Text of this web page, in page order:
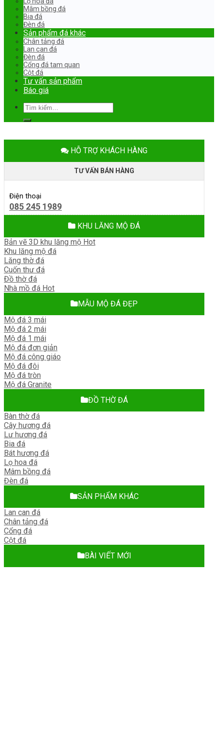
Mâm bồng đá
Bia đá
Đèn đá
Sản phẩm đá khác
Chân tảng đá
Lan can đá
Đèn đá
Cổng đá tam quan
Cột đá
Tư vấn sản phẩm
Báo giá
Tìm
kiếm:
HỖ TRỢ KHÁCH HÀNG
TƯ VẤN BÁN HÀNG
Điện thoại
085 245 1989
KHU LĂNG MỘ ĐÁ
Bản vẽ 3D khu lăng mộ
Khu lăng mộ đá
Lăng thờ đá
Cuốn thư đá
Đồ thờ đá
Nhà mồ đá
MẪU MỘ ĐÁ ĐẸP
Mộ đá 3 mái
Mộ đá 2 mái
Mộ đá 1 mái
Mộ đá đơn giản
Mộ đá công giáo
Mộ đá đôi
Mộ đá tròn
Mộ đá Granite
ĐỒ THỜ ĐÁ
Bàn thờ đá
Cây hương đá
Lư hương đá
Bia đá
Bát hương đá
Lọ hoa đá
Mâm bồng đá
Đèn đá
SẢN PHẨM KHÁC
Lan can đá
Chân tảng đá
Cổng đá
Cột đá
BÀI VIẾT MỚI